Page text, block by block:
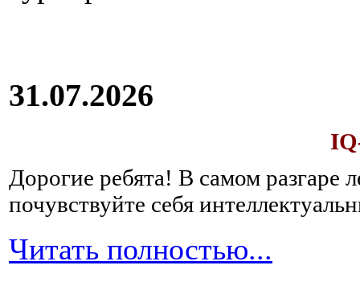
31.07.2026
Дорогие ребята! В самом разгаре
почувствуйте себя
Читать полностью...